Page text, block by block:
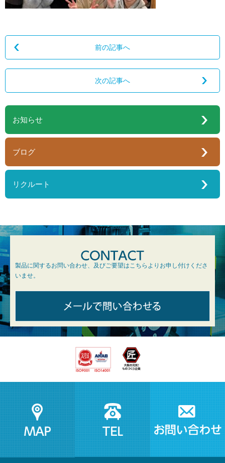
前の記事へ
次の記事へ
お知らせ
ブログ
リクルート
製品に関するお問い合わせ、及びご要望はこちらよりお申し付けくださ
いませ。